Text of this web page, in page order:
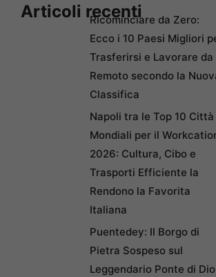
Articoli recentiRicominciare da Zero:
Ecco i 10 Paesi Migliori
Trasferirsi e Lavorare da
Remoto secondo la
Classifica
Napoli tra le Top 10 Città
Mondiali per il
2026: Cultura, Cibo e
Trasporti Efficiente la
Rendono la Favorita
Italiana
Puentedey: Il Borgo di
Pietra Sospeso sul
Leggendario Ponte di Dio